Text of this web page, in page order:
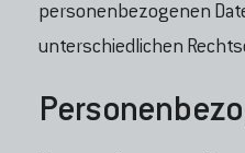
personenbezogenen
unterschiedlichen